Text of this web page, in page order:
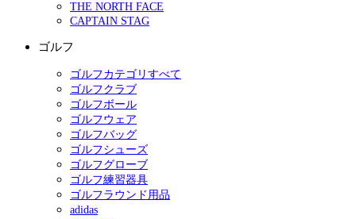
THE NORTH FACE
CAPTAIN STAG
ゴルフ
ゴルフカテゴリすべて
ゴルフクラブ
ゴルフボール
ゴルフウェア
ゴルフバッグ
ゴルフシューズ
ゴルフグローブ
ゴルフ練習器具
ゴルフラウンド用品
adidas